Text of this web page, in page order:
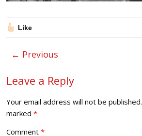
Like
← Previous
Leave a Reply
Your email address will not be published.
marked*
Comment*